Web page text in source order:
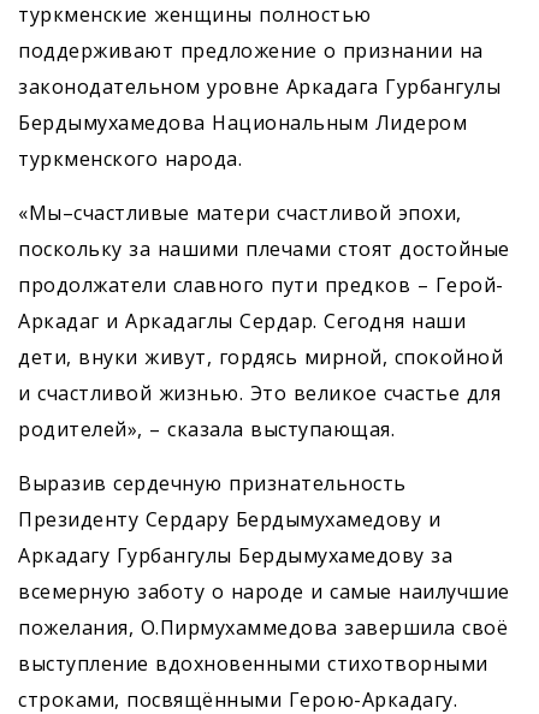
турк­менские женщины полностью
поддерживают предложение о признании на
законодательном уровне Аркадага Гурбангулы
Бердымухамедова Национальным Лидером
туркменского народа.
«Мы–счастливые матери счастливой эпохи,
поскольку за нашими плечами стоят достойные
продолжатели славного пути предков – Герой-
Аркадаг и Аркадаглы Сердар. Сегодня наши
дети, внуки живут, гордясь мирной, спокойной
и счастливой жизнью. Это великое счастье для
родителей», – сказала выступающая.
Выразив сердечную признательность
Президенту Сердару Бердымухамедову и
Аркадагу Гурбангулы Бердымухамедову за
всемерную заботу о народе и самые наилучшие
пожелания, О.Пирмухаммедова завершила своё
выступление вдохновенными стихотворными
строками, посвящёнными Герою-Аркадагу.